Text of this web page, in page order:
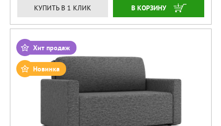
КУПИТЬ В 1 КЛИК ЗАКАЗАТЬ
Хит продаж
Новинка